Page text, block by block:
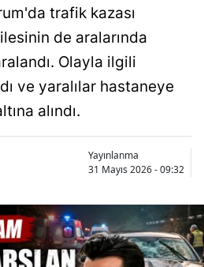
trafik kazası
de aralarında
Olayla ilgili
ve yaralılar hastaneye
alındı.
Yayınlanma
31 Mayıs 2026 - 09:32